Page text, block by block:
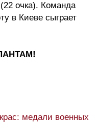
очка). Команда
в Киеве сыграет
медали военных